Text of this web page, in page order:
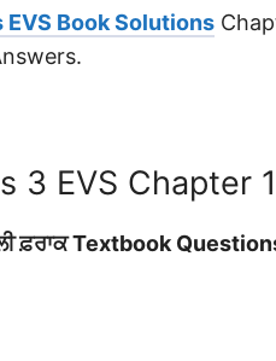
EVS Book Solutions
3 EVS Chapter
ਫ਼ਰਾਕ Textbook